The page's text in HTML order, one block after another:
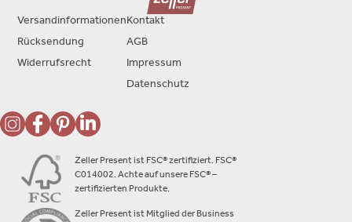
Zeller Present ist FSC® zertifiziert. FSC®
C014002. Achte auf unsere FSC® –
zertifizierten Produkte.
Zeller Present ist Mitglied der Business
Versandinformationen
Rücksendung
Widerrufsrecht
Kontakt
AGB
Impressum
Datenschutz